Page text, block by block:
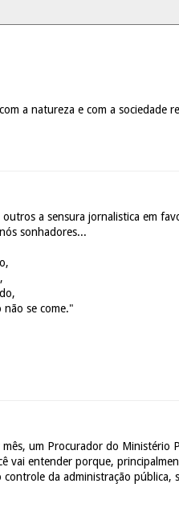
a natureza e com a sociedade
a sensura jornalistica em
sonhadores...
se come."
um Procurador do Ministério
vai entender porque,
da administração pública,